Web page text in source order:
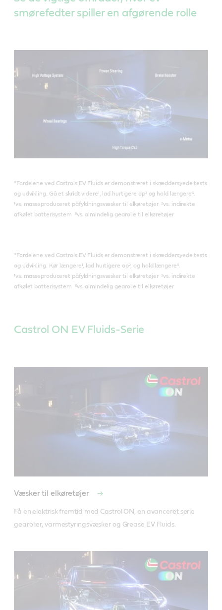
elkøretøjer med at fungere bedst muligt ved at:
at tilbyde forbedret holdbarhed
On-bilsmørefedter til elkøretøjer er specielt udviklet til
at håndtere
smørefedter spiller en afgørende rolle
*Fordelene ved Castrols EV Fluids er demonstreret i skræddersyede tests
og udvikling. Gå et skridt videre¹, lad hurtigere op² og hold længere³.
¹vs. masseproduceret påfyldningsvæsker til elkøretøjer ²vs. indirekte
afkølet batterisystem ³vs. almindelig gearolie til elkøretøjer
*Fordelene ved Castrols EV Fluids er demonstreret i skræddersyede tests
og udvikling. Kør længere¹, lad hurtigere op², og hold længere³.
¹vs. masseproduceret påfyldningsvæsker til elkøretøjer ²vs. indirekte
afkølet batterisystem ³vs. almindelig gearolie til elkøretøjer
Castrol ON EV Fluids-Serie
Væsker til elkøretøjer
Få en elektrisk fremtid med Castrol ON, en avanceret serie
gearolier, varmestyringsvæsker og Grease EV Fluids.